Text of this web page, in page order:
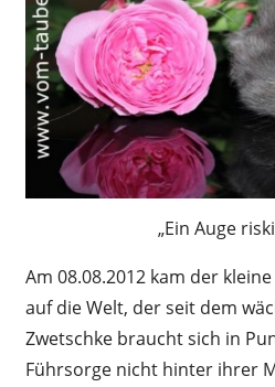
„Ein Auge
Am 08.08.2012 kam der
auf die Welt, der seit dem
Zwetschke braucht sich in
Führsorge nicht hinter ihrer